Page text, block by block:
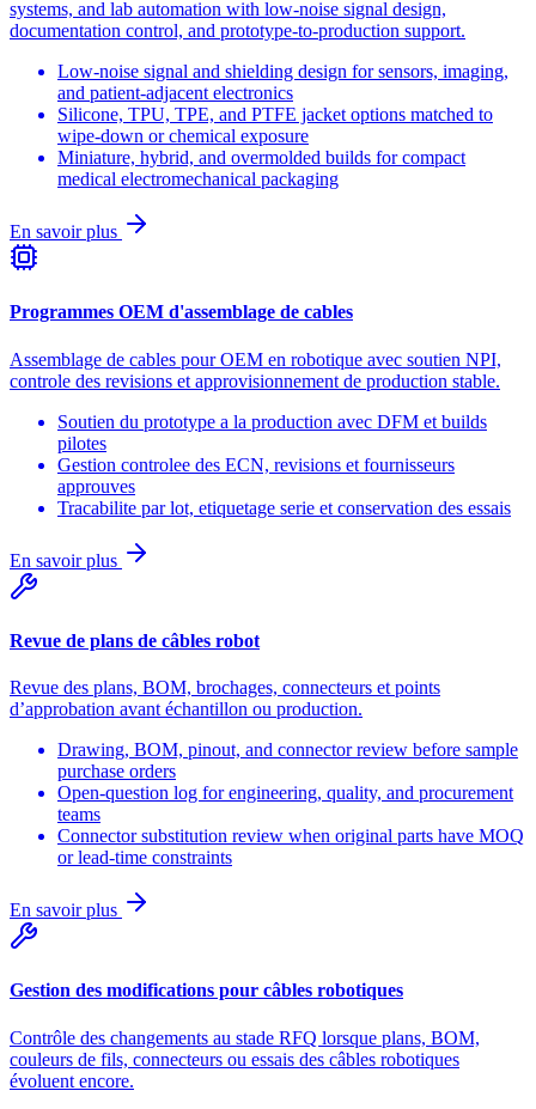
systems, and lab automation with low-noise signal design,
documentation control, and prototype-to-production support.
Low-noise signal and shielding design for sensors, imaging,
and patient-adjacent electronics
Silicone, TPU, TPE, and PTFE jacket options matched to
wipe-down or chemical exposure
Miniature, hybrid, and overmolded builds for compact
medical electromechanical packaging
En savoir plus
Programmes OEM d'assemblage de cables
Assemblage de cables pour OEM en robotique avec soutien NPI,
controle des revisions et approvisionnement de production stable.
Soutien du prototype a la production avec DFM et builds
pilotes
Gestion controlee des ECN, revisions et fournisseurs
approuves
Tracabilite par lot, etiquetage serie et conservation des essais
En savoir plus
Revue de plans de câbles robot
Revue des plans, BOM, brochages, connecteurs et points
d’approbation avant échantillon ou production.
Drawing, BOM, pinout, and connector review before sample
purchase orders
Open-question log for engineering, quality, and procurement
teams
Connector substitution review when original parts have MOQ
or lead-time constraints
En savoir plus
Gestion des modifications pour câbles robotiques
Contrôle des changements au stade RFQ lorsque plans, BOM,
couleurs de fils, connecteurs ou essais des câbles robotiques
évoluent encore.